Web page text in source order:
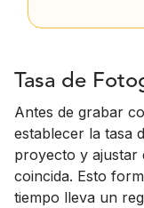
Tasa de
Antes de grabar
establecer la tasa
proyecto y ajustar
coincida. Esto
tiempo lleva un